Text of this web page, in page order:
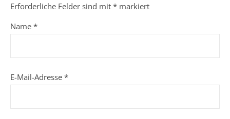
Erforderliche Felder sind mit * markiert
Name *
E-Mail-Adresse *